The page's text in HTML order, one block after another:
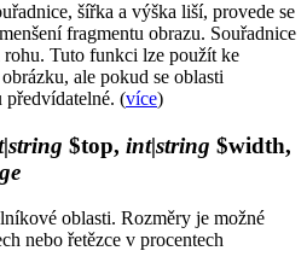
šířka a výška liší, provede se
fragmentu obrazu. Souřadnice
Tuto funkci lze použít ke
ale pokud se oblasti
(více)
$top, int|string $width,
oblasti. Rozměry je možné
nebo řetězce v procentech